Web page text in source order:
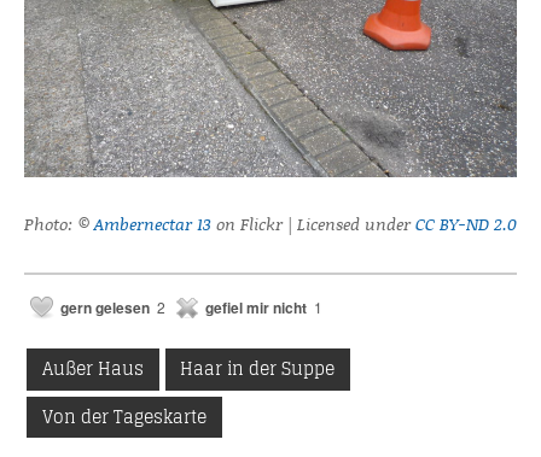
Photo: ©Ambernectar 13on Flickr | Licensed underCC BY-ND 2.0
gern gelesen 2 gefiel mir nicht 1
Außer Haus
Haar in der Suppe
Von der Tageskarte